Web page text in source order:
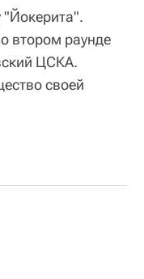
"Йокерита".
втором раунде
ЦСКА.
своей